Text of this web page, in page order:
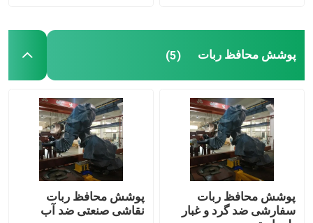
لوازم جانبی ربات
پوشش محافظ ربات
قطعات ربات
ربات پوزیشنر
پوشش محافظ ربات (5)
پوشش محافظ ربات
سفارشی ضد گرد و غبار
پوشش محافظ ربات
نقاشی صنعتی ضد آب